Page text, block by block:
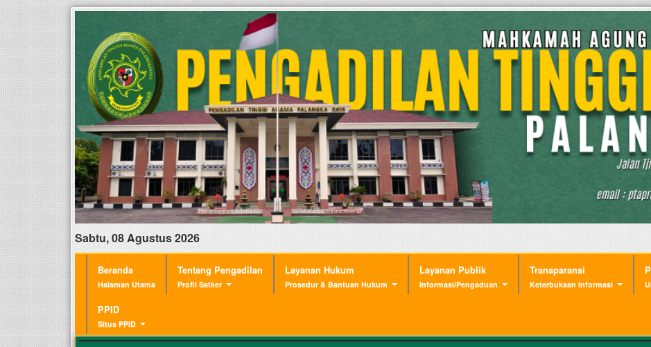
Sabtu, 08 Agustus 2026
Beranda
Halaman Utama
Tentang Pengadilan
Profil Satker
Layanan Hukum
Prosedur & Bantuan Hukum
Layanan Publik
Informasi/Pengaduan
Transparansi
Keterbukaan Informasi
PPID
Situs PPID